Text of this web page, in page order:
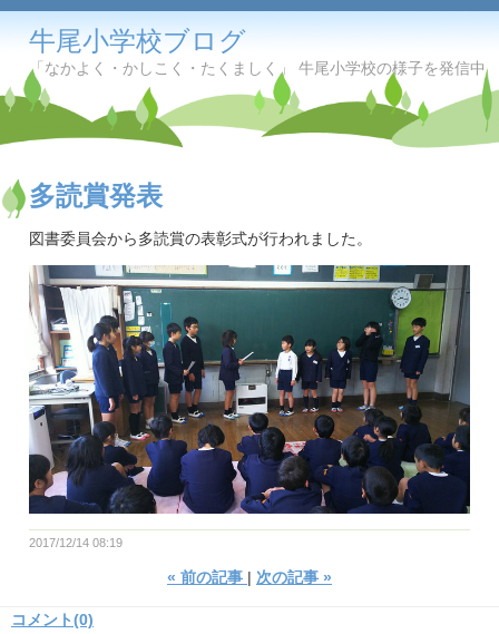
牛尾小学校ブログ
「なかよく・かしこく・たくましく」 牛尾小学校の様子を発信中
多読賞発表
図書委員会から多読賞の表彰式が行われました。
2017/12/14 08:19
« 前の記事 次の記事 »
コメント(0)